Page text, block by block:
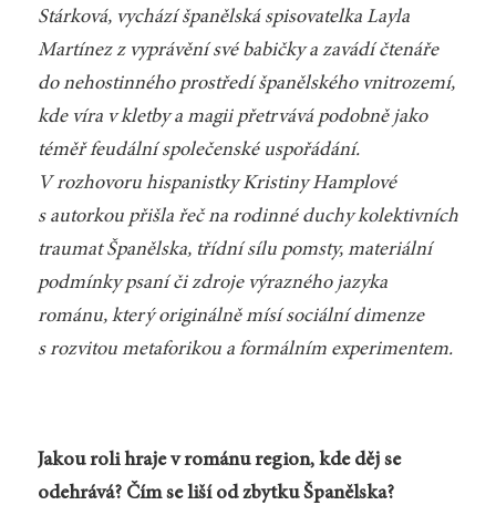
Stárková, vychází španělská spisovatelka Layla
Martínez z vyprávění své babičky a zavádí čtenáře
do nehostinného prostředí španělského vnitrozemí,
kde víra v kletby a magii přetrvává podobně jako
téměř feudální společenské uspořádání.
V rozhovoru hispanistky Kristiny Hamplové
s autorkou přišla řeč na rodinné duchy kolektivních
traumat Španělska, třídní sílu pomsty, materiální
podmínky psaní či zdroje výrazného jazyka
románu, který originálně mísí sociální dimenze
s rozvitou metaforikou a formálním experimentem.
Jakou roli hraje v románu region, kde děj se
odehrává? Čím se liší od zbytku Španělska?